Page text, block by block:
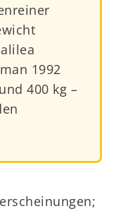
1992
400 kg –